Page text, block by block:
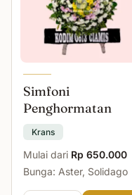
Simfoni
Penghormatan
Krans
Mulai dari Rp 650.000
Bunga: Aster, Solidago